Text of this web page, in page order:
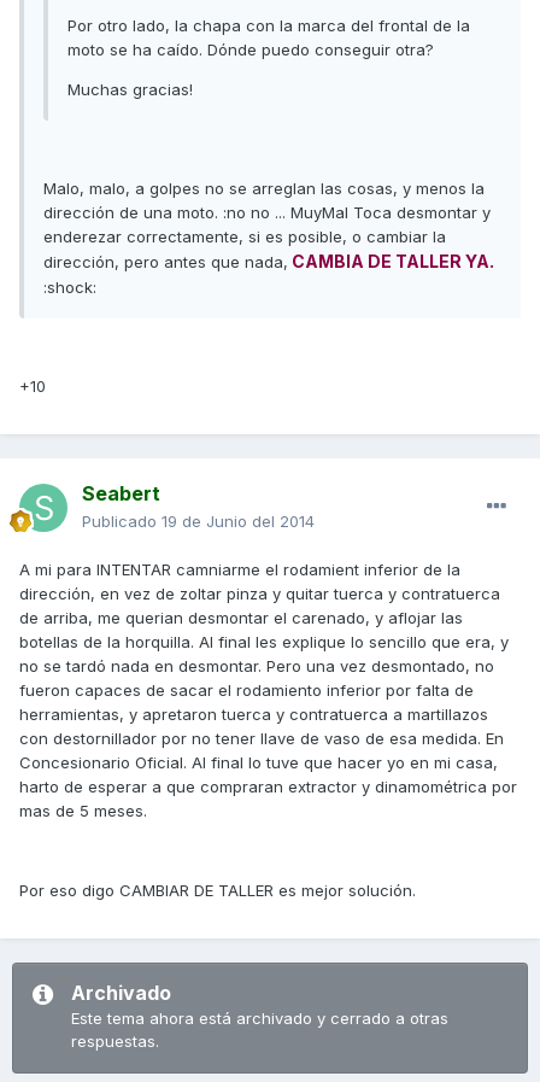
Por otro lado, la chapa con la marca del frontal de la
moto se ha caído. Dónde puedo conseguir otra?
Muchas gracias!
Malo, malo, a golpes no se arreglan las cosas, y menos la
dirección de una moto. :no no ... MuyMal Toca desmontar y
enderezar correctamente, si es posible, o cambiar la
dirección, pero antes que nada, CAMBIA DE TALLER YA.
:shock:
+10
Seabert
Publicado 19 de Junio del 2014
A mi para INTENTAR camniarme el rodamient inferior de la
dirección, en vez de zoltar pinza y quitar tuerca y contratuerca
de arriba, me querian desmontar el carenado, y aflojar las
botellas de la horquilla. Al final les explique lo sencillo que era, y
no se tardó nada en desmontar. Pero una vez desmontado, no
fueron capaces de sacar el rodamiento inferior por falta de
herramientas, y apretaron tuerca y contratuerca a martillazos
con destornillador por no tener llave de vaso de esa medida. En
Concesionario Oficial. Al final lo tuve que hacer yo en mi casa,
harto de esperar a que compraran extractor y dinamométrica por
mas de 5 meses.
Por eso digo CAMBIAR DE TALLER es mejor solución.
Archivado
Este tema ahora está archivado y cerrado a otras
respuestas.